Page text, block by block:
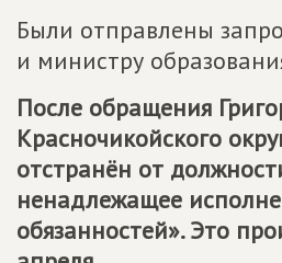
Были отправлены
и министру
После обращения
Красночикойского
отстранён от
ненадлежащее
обязанностей». Это